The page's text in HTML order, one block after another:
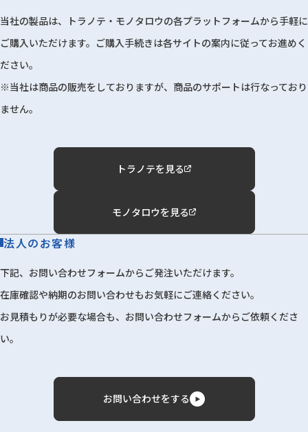
当社の製品は、トラノテ・モノタロウの各プラットフォームから手軽に
ご購入いただけます。ご購入手続きは各サイトの案内に従ってお進めく
ださい。
※当社は商品の販売をしておりますが、商品のサポートは行なっており
ません。
トラノテを見る
モノタロウを見る
法人のお客様
下記、お問い合わせフォームからご発注いただけます。
在庫確認や納期のお問い合わせもお気軽にご連絡ください。
お見積もりが必要な場合も、お問い合わせフォームからご依頼くださ
い。
お問い合わせをする